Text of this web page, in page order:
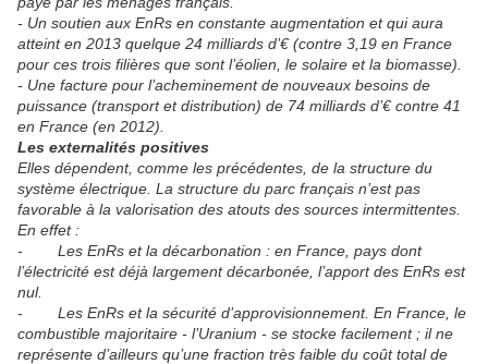
- Un soutien aux EnRs en constante augmentation et qui aura
atteint en 2013 quelque 24 milliards d’€ (contre 3,19 en France
pour ces trois filières que sont l’éolien, le solaire et la biomasse).
- Une facture pour l’acheminement de nouveaux besoins de
puissance (transport et distribution) de 74 milliards d’€ contre 41
en France (en 2012).
Les externalités positives
Elles dépendent, comme les précédentes, de la structure du
système électrique. La structure du parc français n’est pas
favorable à la valorisation des atouts des sources intermittentes.
En effet :
- Les EnRs et la décarbonation : en France, pays dont
l’électricité est déjà largement décarbonée, l’apport des EnRs est
nul.
- Les EnRs et la sécurité d’approvisionnement. En France, le
combustible majoritaire - l’Uranium - se stocke facilement ; il ne
représente d’ailleurs qu’une fraction très faible du coût total de